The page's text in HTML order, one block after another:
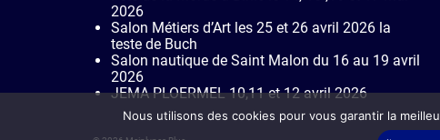
2026
Salon Métiers d’Art les 25 et 26 avril 2026 la
teste de Buch
Salon nautique de Saint Malon du 16 au 19 avril
2026
JEMA PLOERMEL 10,11 et 12 avril 2026
Nous utilisons des cookies pour vous garantir la